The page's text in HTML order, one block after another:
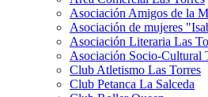
Asociación Amigos de la
Asociación de mujeres
Asociación Literaria Las
Asociación Socio-Cultural
Club Atletismo Las Torres
Club Petanca La Salceda